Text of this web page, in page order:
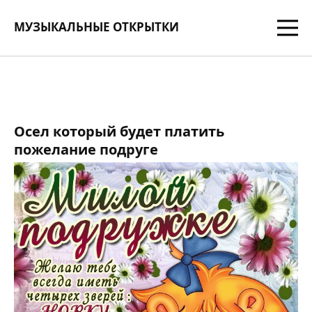
МУЗЫКАЛЬНЫЕ ОТКРЫТКИ
Осел который будет платить
пожелание подруге